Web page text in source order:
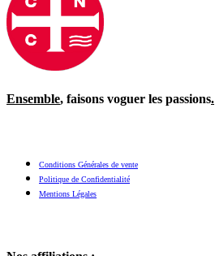
Ensemble, faisons voguer les passions.
Conditions Générales de vente
Politique de Confidentialité
Mentions Légales